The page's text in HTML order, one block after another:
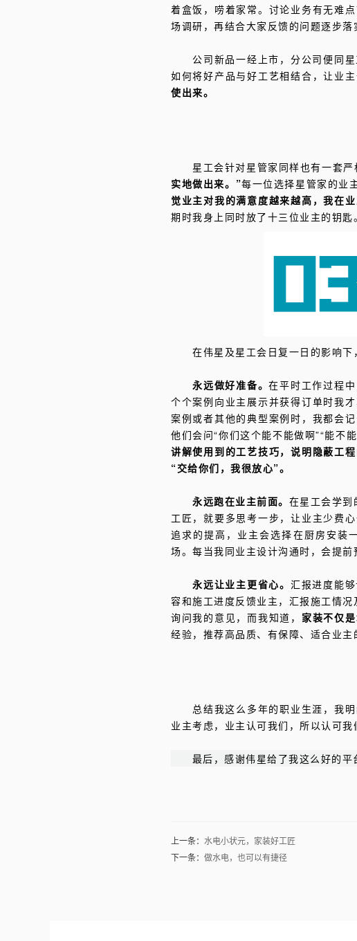
着盒饭，唠着家常。讨论业务有无难
场调研，再结合大家反馈的问题逐步落
公司新品一经上市，分公司便同
如何将好产品与好工艺相结合，让业
使出来。
星工会针对星管家同样也有一套严
实地做出来。”每一位选择星管家的业
觉业主对我的满意度越来越高，我在
期时我身上同时放了十三位业主的钥匙。
在伟星及星工会日复一日的影响
永远做好准备。在平时工作过程
个个案例向业主展示并获得订单时我
案例或者其他的典型案例时，我都会
他们会问“你们这个能不能做啊”“能不
讲解使用到的工艺技巧，说明隐蔽工
“交给你们，我很放心”。
永远跑在业主前面。 在星工会学到
工匠，就要多思考一步，让业主少费
追求的提高，业主会选择在厨房安装
场。每当我同业主设计沟通时，会提
永远让业主更省心。 汇报进度能
容和施工进度反馈业主，汇报施工情
询问我的意见，而我知道， 家装不仅
经验，推荐高品质、有保障、适合业主
总结我这么多年的职业生涯，我
业主考虑，业主认可我们，所以认可
最后，感谢伟星给了我这么好的平
上一条： 水电小状元，家装好工匠
下一条： 做水电，也可以有捷径